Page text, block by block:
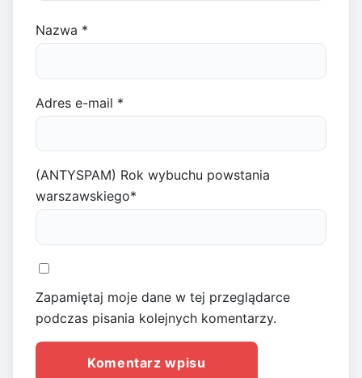
Nazwa *
Adres e-mail *
(ANTYSPAM) Rok wybuchu powstania
warszawskiego*
Zapamiętaj moje dane w tej przeglądarce
podczas pisania kolejnych komentarzy.